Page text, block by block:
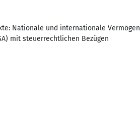
Nationale und internationale
mit steuerrechtlichen Bezügen